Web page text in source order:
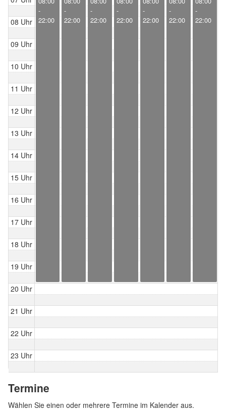
08 Uhr
09 Uhr
10 Uhr
11 Uhr
12 Uhr
13 Uhr
14 Uhr
15 Uhr
16 Uhr
17 Uhr
18 Uhr
19 Uhr
20 Uhr
21 Uhr
22 Uhr
23 Uhr
-
22:00
-
22:00
-
22:00
-
22:00
-
22:00
-
22:00
-
22:00
Termine
Wählen Sie einen oder mehrere Termine im Kalender aus.